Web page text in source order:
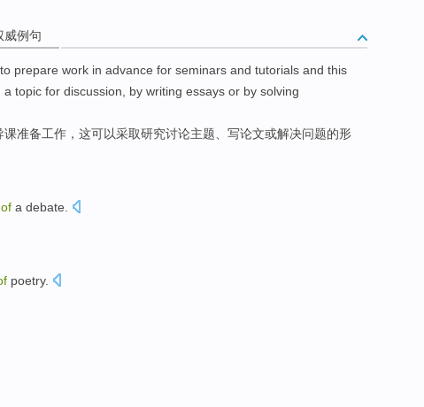
威例句
prepare work in advance for seminars and tutorials and this
a topic for discussion, by writing essays or by solving
课准备工作 ， 这可以采取研究讨论主题、 写论文或解决问题的形
of a debate
poetry.